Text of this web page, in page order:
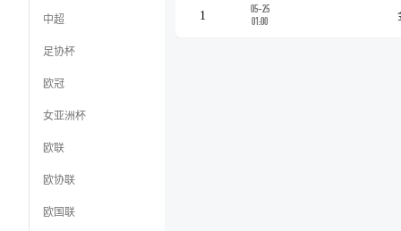
中超
足协杯
欧冠
女亚洲杯
欧联
欧协联
欧国联
1
05-25
01:00